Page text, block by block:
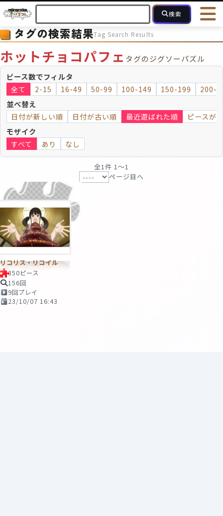
検索
HOME 会員登録
ヘルプ
お問合せ
最近投稿され
ピース数 2～15 16～49 50～99 100
モザイク モザイクのみ
タグの検索結果Tag Search Results
ホットチョコパフェ タグのジグソーパズル
ピース数でフィルタ
全て 2-15 16-49 50-99 100-149 150-199 200-
並べ替え
日付が新しい順 日付が古い順 最近遊ばれた順 ピースが
モザイク
すべて あり なし
全1件 1〜1
ページ目へ
リコリス・リコイル
350ピース
156回
9回プレイ
23/10/07 16:43